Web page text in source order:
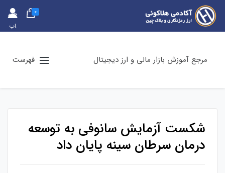
حس
اب
0
مرجع آموزش بازار مالی و ارز دیجیتال فهرست
شکست آزمایش سانوفی به توسعه
درمان سرطان سینه پایان داد